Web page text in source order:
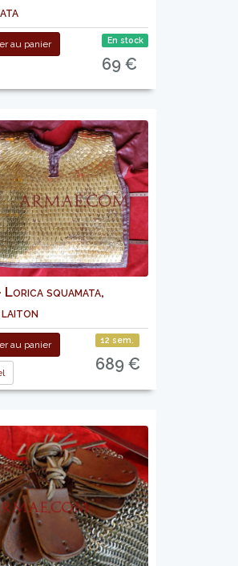
au panier En stock
69 €
Lorica squamata,
laiton
au panier 12 sem.
689 €